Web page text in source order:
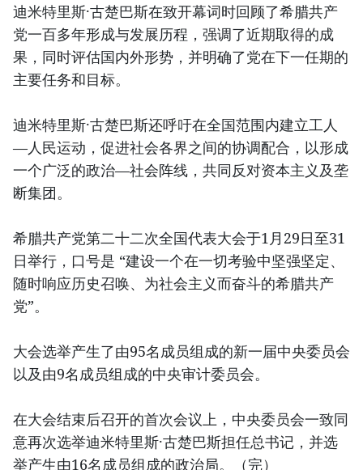
迪米特里斯·古楚巴斯在致开幕词时回顾了希腊共产
党一百多年形成与发展历程，强调了近期取得的成
果，同时评估国内外形势，并明确了党在下一任期的
主要任务和目标。
迪米特里斯·古楚巴斯还呼吁在全国范围内建立工人
—人民运动，促进社会各界之间的协调配合，以形成
一个广泛的政治—社会阵线，共同反对资本主义及垄
断集团。
希腊共产党第二十二次全国代表大会于1月29日至31
日举行，口号是 “建设一个在一切考验中坚强坚定、
随时响应历史召唤、为社会主义而奋斗的希腊共产
党”。
大会选举产生了由95名成员组成的新一届中央委员会
以及由9名成员组成的中央审计委员会。
在大会结束后召开的首次会议上，中央委员会一致同
意再次选举迪米特里斯·古楚巴斯担任总书记，并选
举产生由16名成员组成的政治局。（完）